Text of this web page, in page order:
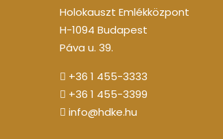
Holokauszt Emlékközpont
H-1094 Budapest
Páva u. 39.
+36 1 455-3333
+36 1 455-3399
info@hdke.hu